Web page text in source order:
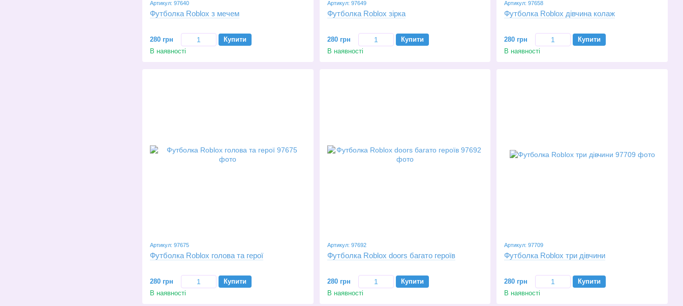
Артикул: 97640
Футболка Roblox з мечем
280 грн
Купити
В наявності
Артикул: 97649
Футболка Roblox зірка
280 грн
Купити
В наявності
Артикул: 97658
Футболка Roblox дівчина колаж
280 грн
Купити
В наявності
Артикул: 97675
Футболка Roblox голова та герої
280 грн
Купити
В наявності
Артикул: 97692
Футболка Roblox doors багато героїв
280 грн
Купити
В наявності
Артикул: 97709
Футболка Roblox три дівчини
280 грн
Купити
В наявності